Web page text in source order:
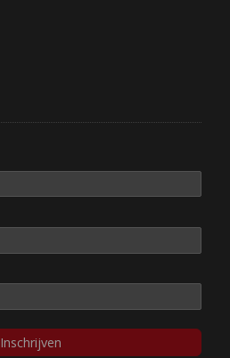
Inschrijven